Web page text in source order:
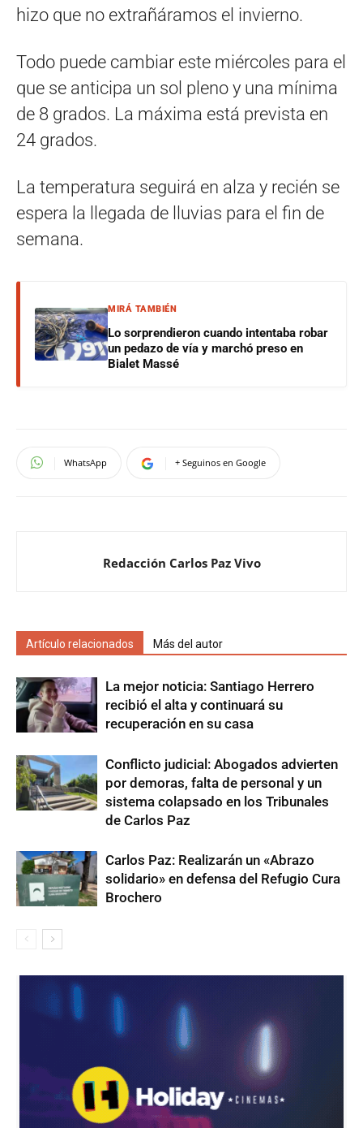
hizo que no extrañáramos el invierno.
Todo puede cambiar este miércoles para el
que se anticipa un sol pleno y una mínima
de 8 grados. La máxima está prevista en
24 grados.
La temperatura seguirá en alza y recién se
espera la llegada de lluvias para el fin de
semana.
MIRÁ TAMBIÉN
Lo sorprendieron cuando intentaba robar
un pedazo de vía y marchó preso en
Bialet Massé
WhatsApp + Seguinos en Google
Redacción Carlos Paz Vivo
Artículo relacionados Más del autor
La mejor noticia: Santiago Herrero
recibió el alta y continuará su
recuperación en su casa
Conflicto judicial: Abogados advierten
por demoras, falta de personal y un
sistema colapsado en los Tribunales
de Carlos Paz
Carlos Paz: Realizarán un «Abrazo
solidario» en defensa del Refugio Cura
Brochero